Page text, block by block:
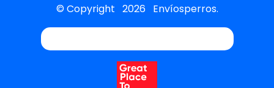
© Copyright 2026 Envíosperros.